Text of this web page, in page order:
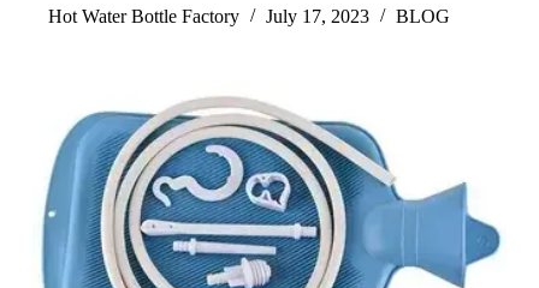
Hot Water Bottle Factory July 17, 2023 BLOG